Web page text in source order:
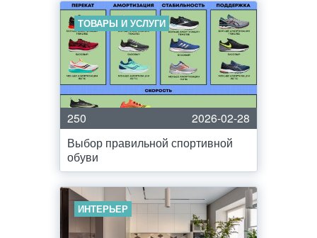
ТОВАРЫ И УСЛУГИ
250
2026-02-28
Выбор правильной спортивной
обуви
ИНТЕРЬЕР